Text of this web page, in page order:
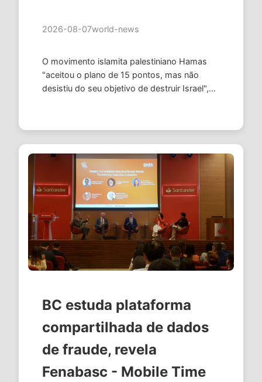
2026-08-07world-news
O movimento islamita palestiniano Hamas
"aceitou o plano de 15 pontos, mas não
desistiu do seu objetivo de destruir Israel",
BC estuda plataforma
compartilhada de dados
de fraude, revela
Fenabasc - Mobile Time